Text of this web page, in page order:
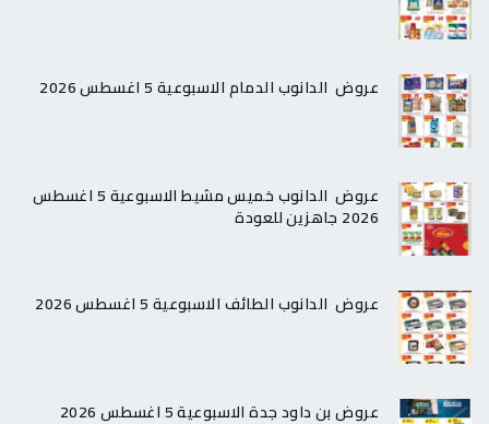
عروض الدانوب الدمام الاسبوعية 5 اغسطس 2026
عروض الدانوب خميس مشيط الاسبوعية 5 اغسطس
2026 جاهزين للعودة
عروض الدانوب الطائف الاسبوعية 5 اغسطس 2026
عروض بن داود جدة الاسبوعية 5 اغسطس 2026